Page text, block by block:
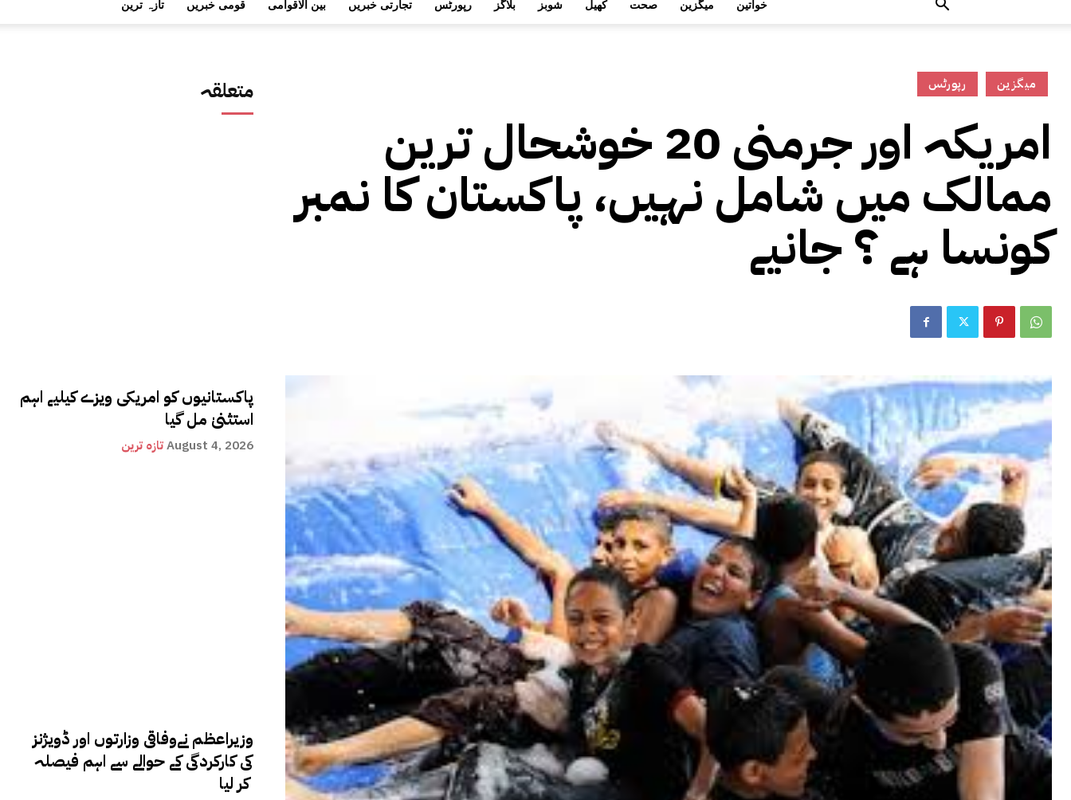
تازہ ترین قومی خبریں بین الاقوامی تجارتی خبریں رپورٹس بلاگز شوبز کھیل صحت میگزین خواتین
متعلقہ
پاکستانیوں کو امریکی ویزے کیلیے اہم
استثنیٰ مل گیا
تازہ ترینAugust 4, 2026
وزیراعظم نےوفاقی وزارتوں اور ڈویژنز
کی کارکردگی کے حوالے سے اہم فیصلہ
کر لیا
رپورٹس میگزین
امریکہ اور جرمنی 20 خوشحال ترین
ممالک میں شامل نہیں، پاکستان کا نمبر
کونسا ہے ؟ جانیے